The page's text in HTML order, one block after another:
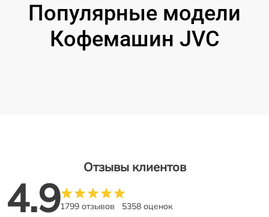
Популярные модели
Кофемашин JVC
Отзывы клиентов
4.91799 отзывов 5358 оценок